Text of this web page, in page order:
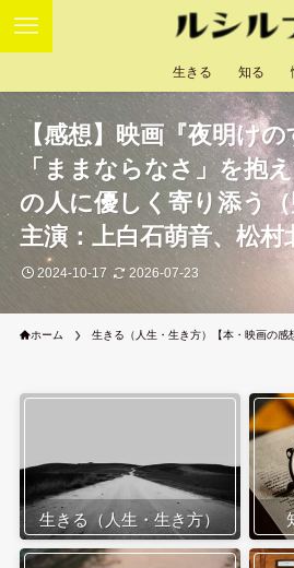
生きる 知る
【感想】映画『夜明けの
「ままならなさ」を抱
の人に優しく寄り添う
主演：上白石萌音、松村
2024-10-17 2026-07-23
ホーム 生きる（人生・生き方）【本・映画の感
生きる（人生・生き方）